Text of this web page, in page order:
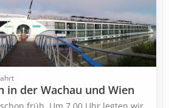
in der Wachau und Wien